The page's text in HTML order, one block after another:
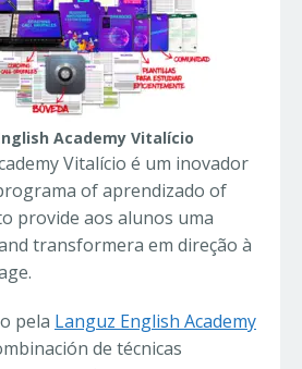
Academy Vitalício
Vitalício é um inovador
of aprendizado of
provide aos alunos uma
transformera em direção à
pela Languz English Academy
de técnicas